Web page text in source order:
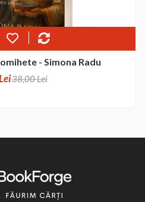
- Simona Radu
38,00 Lei